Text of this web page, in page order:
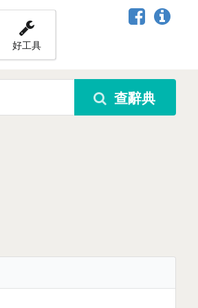
好工具
查辭典